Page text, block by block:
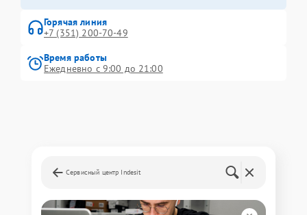
Горячая линия
+7 (351) 200-70-49
Время работы
Ежедневно с 9:00 до 21:00
Сервисный центр Indesit